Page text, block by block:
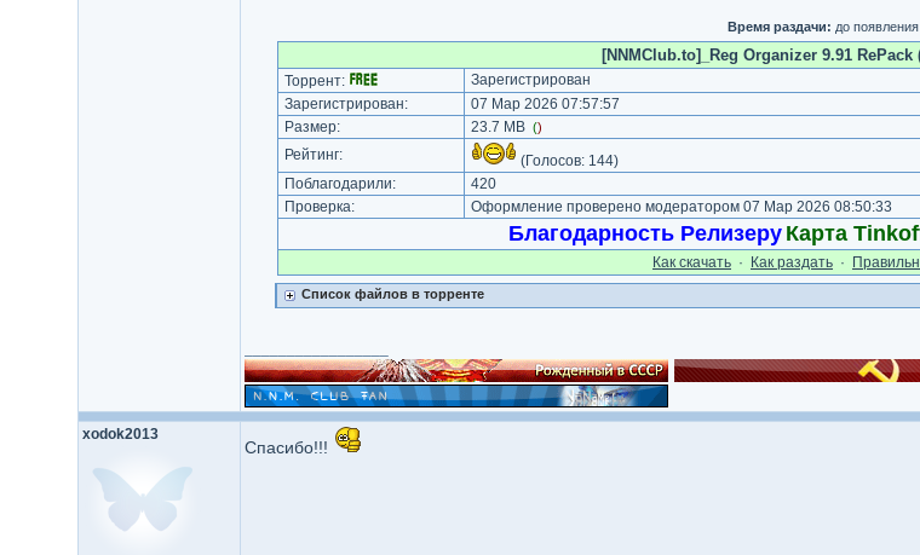
Время раздачи: до
[NNMClub.to]_Reg Organizer 9.91
Торрент:
Зарегистрирован
Зарегистрирован:
07 Мар 2026 07:57:57
Размер:
23.7 MB ()
Рейтинг: (Голосов: 144)
Поблагодарили:
420
Проверка:
Оформление проверено модератором 07 Мар 2026 08:50:33
Благодарность Релизеру Карта
Как cкачать · Как раздать ·
Список файлов в торренте
xodok2013
Спасибо!!!